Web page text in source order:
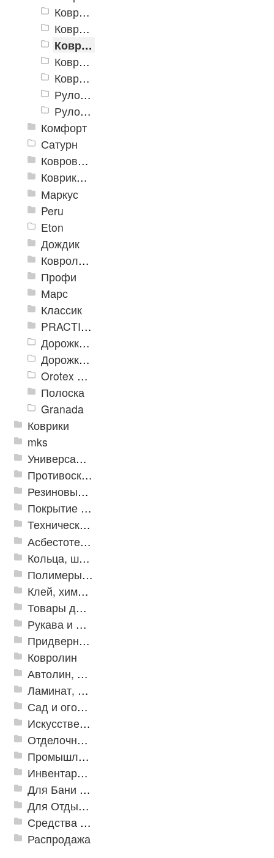
Коврики «Траффик» 600x900 мм
Коврики «Траффик» 800x1200 мм
Коврики «Траффик» 900x1500 мм
Коврики «Траффик» 1200x1800 мм
Коврики «Траффик» 1200x2500 мм
Рулон «Траффик» 900 мм
Рулон «Траффик» 1200 мм
Комфорт
Сатурн
Ковровое покрытие "Цикада"
Коврики «Heavy» на резиновой подложке
Маркус
Peru
Eton
Дождик
Ковролиновые дорожки «Rekord»
Профи
Марс
Классик
PRACTICAL
Дорожка влаговпитывающая Лидер XL
Дорожки «Фаворит»
Orotex GIN
Полоска
Granada
Коврики
mks
Универсальные модульные покрытия
Противоскользящая защита для лестниц, профили, ленты
Резиновые и ПВХ дорожки
Покрытие из резиновой крошки
Техническая резина
Асбестотехнические и теплоизоляционные материалы
Кольца, шайбы, манжеты
Полимеры и пластики
Клей, химия, сопутствующие товары
Товары для дома
Рукава и шланги промышленные
Придверные решетки
Ковролин
Автолин, Транслин, Линолеум
Ламинат, Кварцвиниловая плитка SPC
Сад и огород
Искусственная трава
Отделочные профили
Промышленный текстиль
Инвентарь для клининга
Для Бани и Сауны
Для Отдыха и Пикника
Средства от насекомых и садовых вредителей
Распродажа